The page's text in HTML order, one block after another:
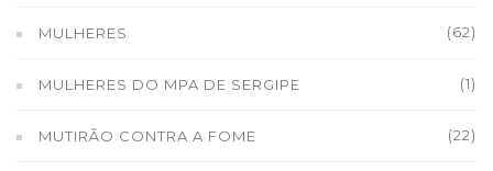
MULHERES (62)
MULHERES DO MPA DE SERGIPE (1)
MUTIRÃO CONTRA A FOME (22)